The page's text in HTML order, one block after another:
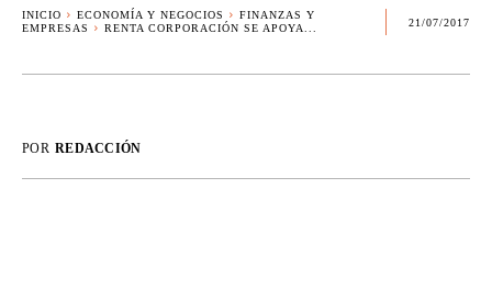
INICIO ECONOMÍA Y NEGOCIOS
FINANZAS Y
EMPRESAS
RENTA CORPORACIÓN SE APOYA...
21/07/2017
POR REDACCIÓN